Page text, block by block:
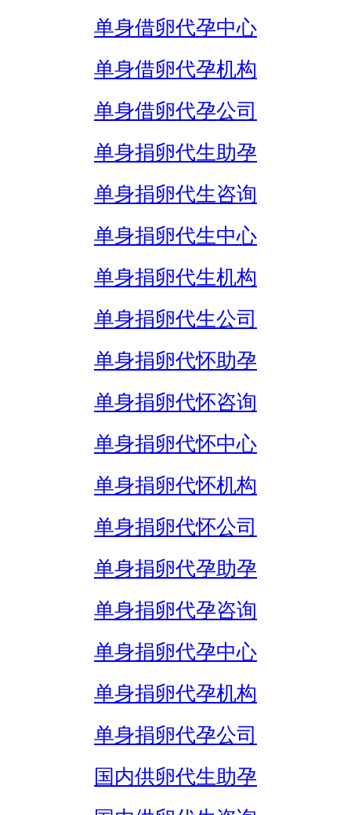
单身借卵代孕中心
单身借卵代孕机构
单身借卵代孕公司
单身捐卵代生助孕
单身捐卵代生咨询
单身捐卵代生中心
单身捐卵代生机构
单身捐卵代生公司
单身捐卵代怀助孕
单身捐卵代怀咨询
单身捐卵代怀中心
单身捐卵代怀机构
单身捐卵代怀公司
单身捐卵代孕助孕
单身捐卵代孕咨询
单身捐卵代孕中心
单身捐卵代孕机构
单身捐卵代孕公司
国内供卵代生助孕